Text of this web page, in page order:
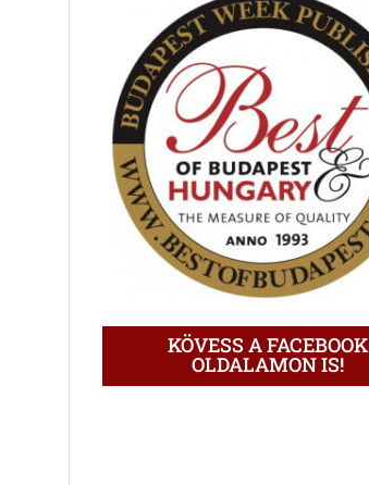
KÖVESS A FACEBOOK
OLDALAMON IS!